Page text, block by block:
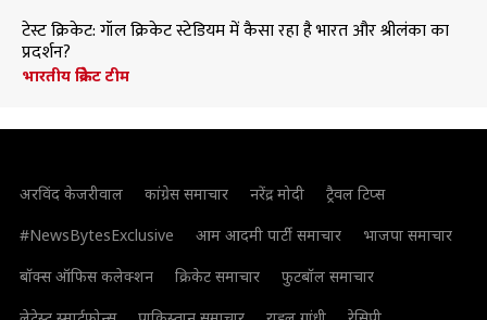
टेस्ट क्रिकेट: गॉल क्रिकेट स्टेडियम में कैसा रहा है भारत और श्रीलंका का
प्रदर्शन?
भारतीय क्रिकेट टीम
अरविंद केजरीवाल कांग्रेस समाचार नरेंद्र मोदी
ट्रैवल टिप्स
#NewsBytesExclusive
आम आदमी पार्टी समाचार
भाजपा समाचार
बॉक्स ऑफिस कलेक्शन
क्रिकेट समाचार
फुटबॉल समाचार